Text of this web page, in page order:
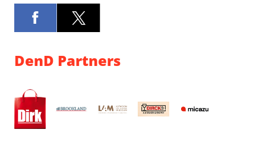
DenD Partners